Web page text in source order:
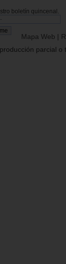
boletín quincenal.
Mapa Web |
parcial o